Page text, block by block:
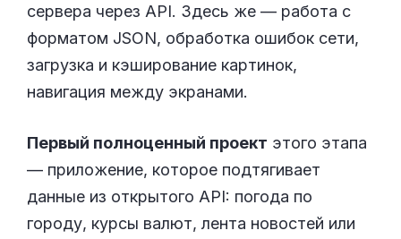
сервера через API. Здесь же — работа с
форматом JSON, обработка ошибок сети,
загрузка и кэширование картинок,
навигация между экранами.
Первый полноценный проект этого этапа
— приложение, которое подтягивает
данные из открытого API: погода по
городу, курсы валют, лента новостей или